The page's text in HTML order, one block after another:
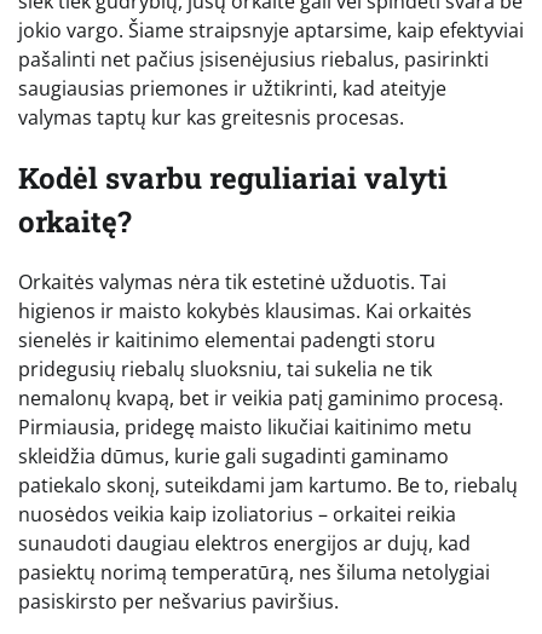
jokio vargo. Šiame straipsnyje aptarsime, kaip efektyviai
pašalinti net pačius įsisenėjusius riebalus, pasirinkti
saugiausias priemones ir užtikrinti, kad ateityje
valymas taptų kur kas greitesnis procesas.
Kodėl svarbu reguliariai valyti
orkaitę?
Orkaitės valymas nėra tik estetinė užduotis. Tai
higienos ir maisto kokybės klausimas. Kai orkaitės
sienelės ir kaitinimo elementai padengti storu
pridegusių riebalų sluoksniu, tai sukelia ne tik
nemalonų kvapą, bet ir veikia patį gaminimo procesą.
Pirmiausia, pridegę maisto likučiai kaitinimo metu
skleidžia dūmus, kurie gali sugadinti gaminamo
patiekalo skonį, suteikdami jam kartumo. Be to, riebalų
nuosėdos veikia kaip izoliatorius – orkaitei reikia
sunaudoti daugiau elektros energijos ar dujų, kad
pasiektų norimą temperatūrą, nes šiluma netolygiai
pasiskirsto per nešvarius paviršius.